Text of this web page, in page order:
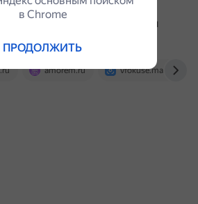
важно учитывать интересы и
amorem.ru vfokuse.mail.ru
в Сhrome
ПРОДОЛЖИТЬ